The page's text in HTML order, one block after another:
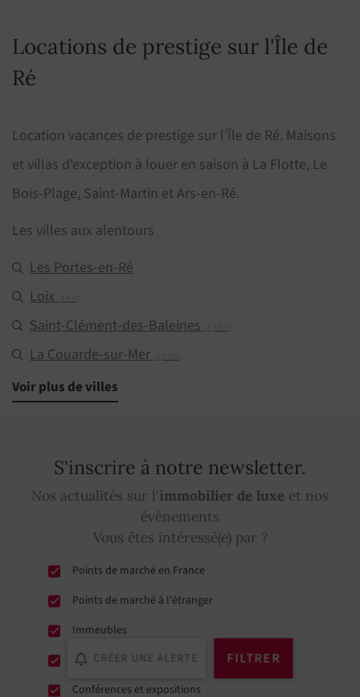
CRÉER UNE ALERTE FILTRER
Locations de prestige sur l'Île de
Ré
Location vacances de prestige sur l'Île de Ré. Maisons
et villas d'exception à louer en saison à La Flotte, Le
Bois-Plage, Saint-Martin et Ars-en-Ré.
Les villes aux alentours
Les Portes-en-Ré
Loix
Saint-Clément-des-Baleines
La Couarde-sur-Mer
Le Bois-Plage-en-Ré
Sainte-Marie-de-Ré(13,6 Km)
Rivedoux-Plage (17,7 Km)
Voir plus de villes
S'inscrire à notre newsletter.
Nos actualités sur l'immobilier de luxe et nos
évènements
Vous êtes intéressé(e) par ?
Points de marché en France
Points de marché à l'étranger
Immeubles
Programmes neufs
Conférences et expositions